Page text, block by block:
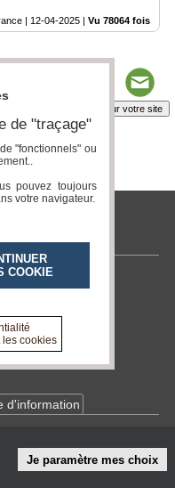
| 12-04-2025 | Vu 78064 fois
Insérez sur votre site
d'information
Je paramètre mes choix
de "traçage"
"fonctionnels" ou
pouvez toujours
votre navigateur.
COOKIE
les cookies